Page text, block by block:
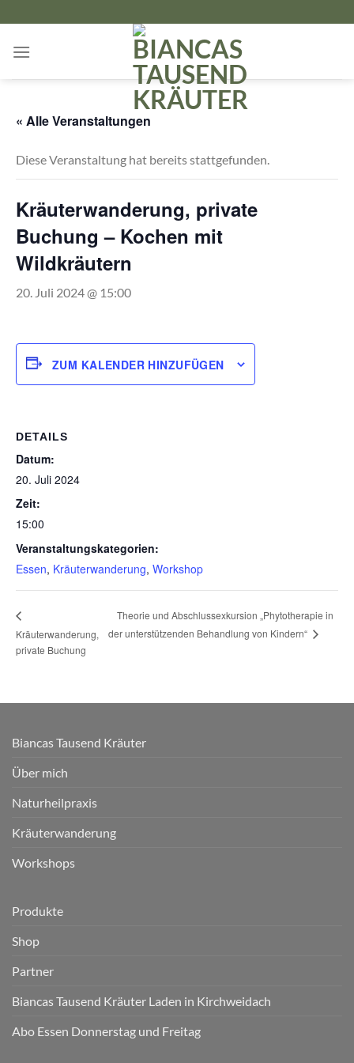
Inhalt
springen
« Alle Veranstaltungen
Diese Veranstaltung hat bereits stattgefunden.
Kräuterwanderung, private
Buchung – Kochen mit
Wildkräutern
20. Juli 2024 @ 15:00
ZUM KALENDER HINZUFÜGEN
DETAILS
Datum:
20. Juli 2024
Zeit:
15:00
Veranstaltungskategorien:
Essen, Kräuterwanderung, Workshop
Kräuterwanderung,
private Buchung
Theorie und Abschlussexkursion „Phytotherapie in
der unterstützenden Behandlung von Kindern“
Biancas Tausend Kräuter
Über mich
Naturheilpraxis
Kräuterwanderung
Workshops
Produkte
Shop
Partner
Biancas Tausend Kräuter Laden in Kirchweidach
Abo Essen Donnerstag und Freitag